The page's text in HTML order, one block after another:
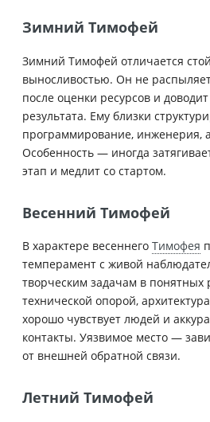
Зимний Тимофей
Зимний Тимофей отличается
выносливостью. Он не
после оценки ресурсов и
результата. Ему близки
программирование, инженерия,
Особенность — иногда
этап и медлит со стартом.
Весенний Тимофей
В характере весеннего Тимофея
темперамент с живой
творческим задачам в понятных
технической опорой,
хорошо чувствует людей и
контакты. Уязвимое место —
от внешней обратной связи.
Летний Тимофей